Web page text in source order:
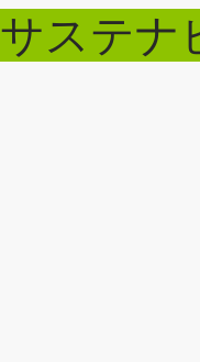
サステナ